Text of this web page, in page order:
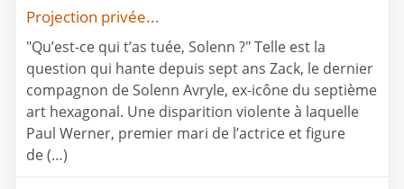
Projection privée...
"Qu’est-ce qui t’as tuée, Solenn ?" Telle est la
question qui hante depuis sept ans Zack, le dernier
compagnon de Solenn Avryle, ex-icône du septième
art hexagonal. Une disparition violente à laquelle
Paul Werner, premier mari de l’actrice et figure
de (…)